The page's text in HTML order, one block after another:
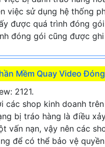
việc sử dụng hệ thống
được quá trình đóng
đóng gói cũng được
Mềm Quay Video
2121.
các shop kinh doanh
bị tráo hàng là điều
vấn nạn, vậy nên các
để có thể bảo vệ